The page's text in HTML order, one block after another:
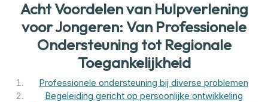
Acht Voordelen van Hulpverlening
voor Jongeren: Van Professionele
Ondersteuning tot Regionale
Toegankelijkheid
Professionele ondersteuning bij diverse problemen
Begeleiding gericht op persoonlijke ontwikkeling